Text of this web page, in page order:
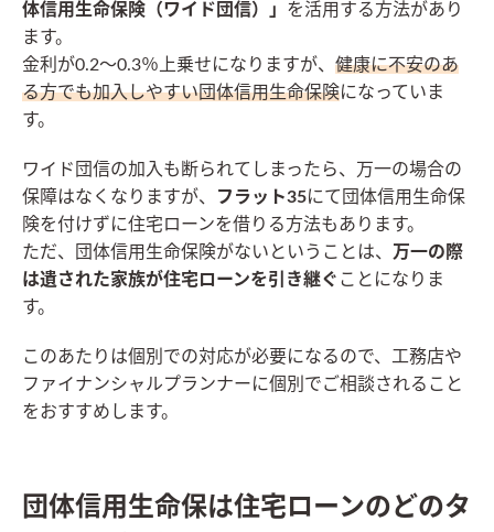
体信用生命保険（ワイド団信）」 を活用する方法があり
ます。
金利が0.2～0.3％上乗せになりますが、 健康に不安のあ
る方でも加入しやすい団体信用生命保険になっていま
す。
ワイド団信の加入も断られてしまったら、万一の場合の
保障はなくなりますが、
フラット35にて団体信用生命保
険を付けずに住宅ローンを借りる方法もあります。
ただ、団体信用生命保険がないということは、
万一の際
は遺された家族が住宅ローンを引き継ぐ ことになりま
す。
このあたりは個別での対応が必要になるので、工務店や
ファイナンシャルプランナーに個別でご相談されること
をおすすめします。
団体信用生命保は住宅ローンのどのタ